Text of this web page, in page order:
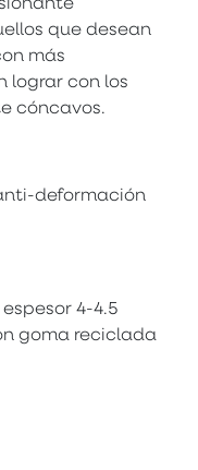
que desean
más
lograr con los
cóncavos.
deformación
espesor 4-4.5
goma reciclada